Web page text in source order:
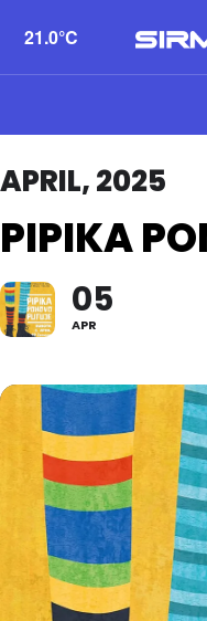
21.0°C
APRIL, 2025
PIPIKA
05
APR